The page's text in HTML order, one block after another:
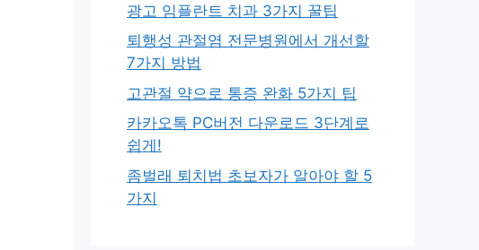
광고 임플란트 치과 3가지 꿀팁
퇴행성 관절염 전문병원에서 개선할
7가지 방법
고관절 약으로 통증 완화 5가지 팁
카카오톡 PC버전 다운로드 3단계로
쉽게!
좀벌래 퇴치법 초보자가 알아야 할 5
가지